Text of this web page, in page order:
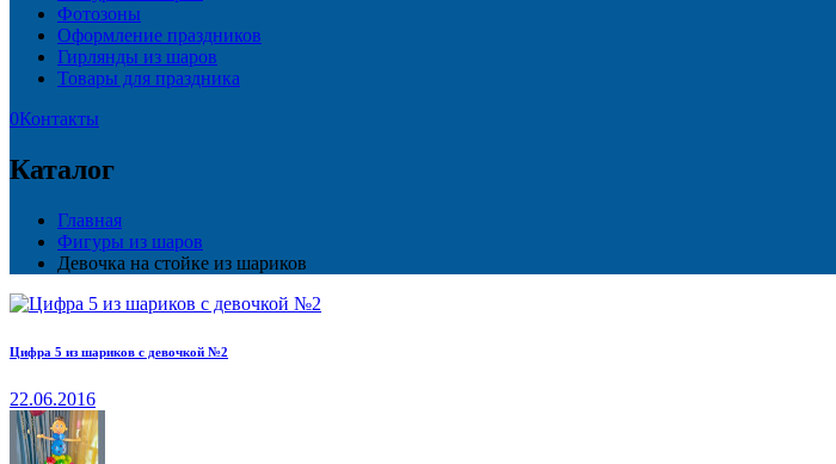
Фотозоны
Оформление праздников
Гирлянды из шаров
Товары для праздника
0Контакты
Каталог
Главная
Фигуры из шаров
Девочка на стойке из шариков
Цифра 5 из шариков с девочкой №2
22.06.2016